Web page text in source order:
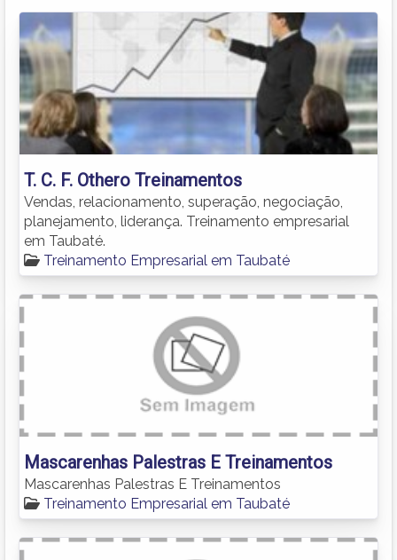
T. C. F. Othero Treinamentos
Vendas, relacionamento, superação, negociação,
planejamento, liderança. Treinamento empresarial
em Taubaté.
Treinamento Empresarial em Taubaté
Mascarenhas Palestras E Treinamentos
Mascarenhas Palestras E Treinamentos
Treinamento Empresarial em Taubaté